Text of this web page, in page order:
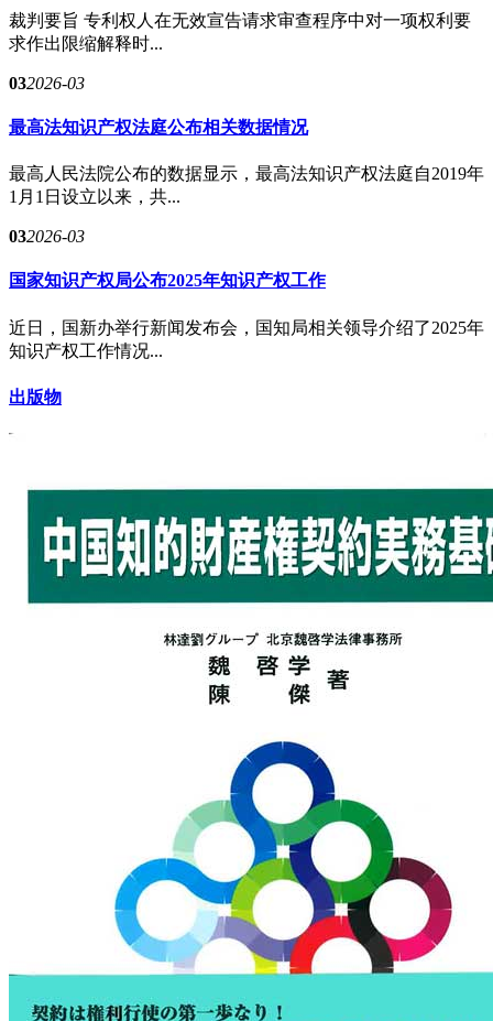
裁判要旨 专利权人在无效宣告请求审查程序中对一项权利要
求作出限缩解释时...
032026-03
最高法知识产权法庭公布相关数据情况
最高人民法院公布的数据显示，最高法知识产权法庭自2019年
1月1日设立以来，共...
032026-03
国家知识产权局公布2025年知识产权工作
近日，国新办举行新闻发布会，国知局相关领导介绍了2025年
知识产权工作情况...
出版物